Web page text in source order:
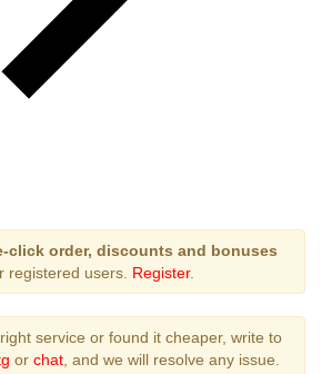
click order, discounts and bonuses
registered users. Register.
service or found it cheaper, write to
or chat , and we will resolve any issue.